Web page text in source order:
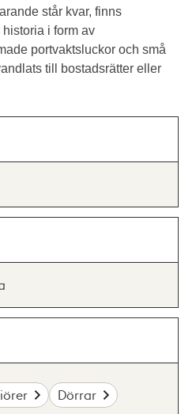
står kvar, finns
i form av
portvaktsluckor och små
till bostadsrätter eller
Dörrar